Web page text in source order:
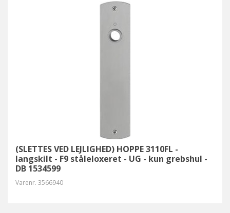
(SLETTES VED LEJLIGHED) HOPPE 3110FL -
langskilt - F9 ståleloxeret - UG - kun grebshul -
DB 1534599
Varenr. 3566940